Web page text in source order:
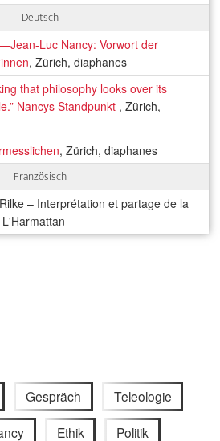
Deutsch
Luc Nancy: Vorwort der
, Zürich, diaphanes
that philosophy looks over its
Nancys Standpunkt , Zürich,
, Zürich, diaphanes
Französisch
– Interprétation et partage de la
Gespräch Teleologie
Ethik Politik